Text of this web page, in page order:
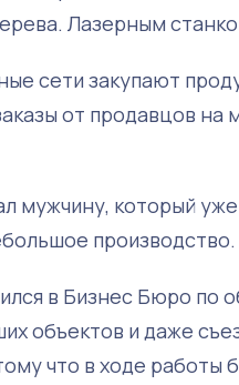
Лазерным
сети закупают
от продавцов на
мужчину, который
производство.
в Бизнес Бюро по
объектов и даже
что в ходе работы